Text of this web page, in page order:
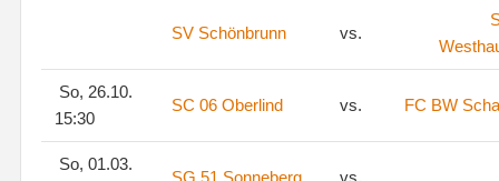
SV Schönbrunn vs.
So, 26.10.
15:30
SC 06 Oberlind vs. FC BW
So, 01.03.
SG 51 Sonneberg vs.